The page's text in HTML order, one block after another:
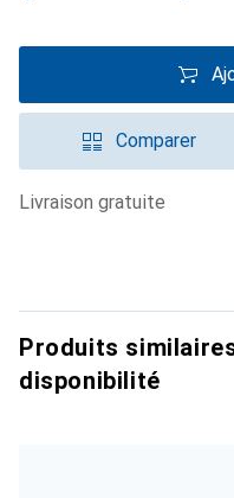
Comparer
livraison gratuite
Produits
disponibilité